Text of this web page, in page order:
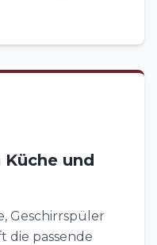
Küche und
Geschirrspüler
die passende